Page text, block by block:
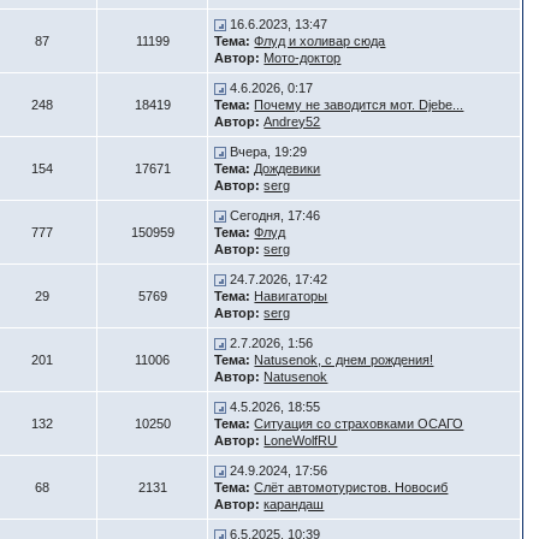
87 11199
16.6.2023, 13:47
Тема: Флуд и холивар сюда
Автор: Мото-доктор
248 18419
4.6.2026, 0:17
Тема: Почему не заводится мот. Djebe...
Автор: Andrey52
154 17671
Вчера, 19:29
Тема: Дождевики
Автор: serg
777 150959
Сегодня, 17:46
Тема: Флуд
Автор: serg
29 5769
24.7.2026, 17:42
Тема: Навигаторы
Автор: serg
201 11006
2.7.2026, 1:56
Тема: Natusenok, с днем рождения!
Автор: Natusenok
132 10250
4.5.2026, 18:55
Тема: Ситуация со страховками ОСАГО
Автор: LoneWolfRU
68 2131
24.9.2024, 17:56
Тема: Слёт автомотуристов. Новосиб
Автор: карандаш
6.5.2025, 10:39